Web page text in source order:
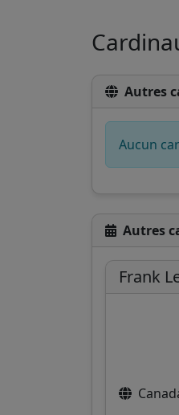
Autres
Aucun
Autres
Frank